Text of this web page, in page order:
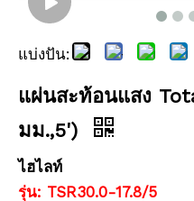
แบ่งปัน:
แผ่นสะท้อนแสง
มม.,5')
ไฮไลท์
รุ่น: TSR30.0-17.8/5